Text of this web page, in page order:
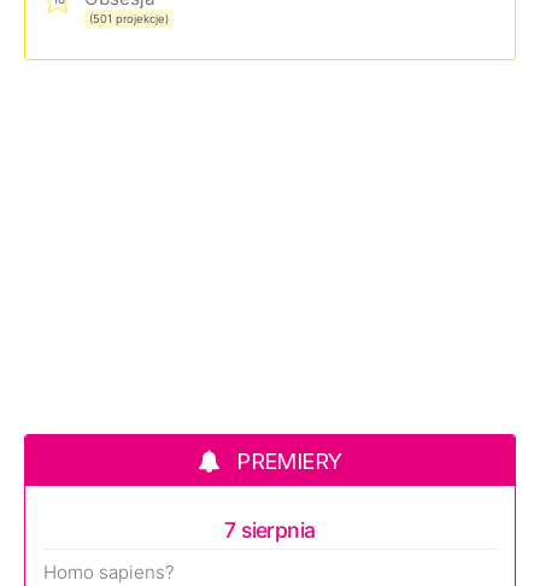
(501 projekcje)
PREMIERY
7 sierpnia
Homo sapiens?